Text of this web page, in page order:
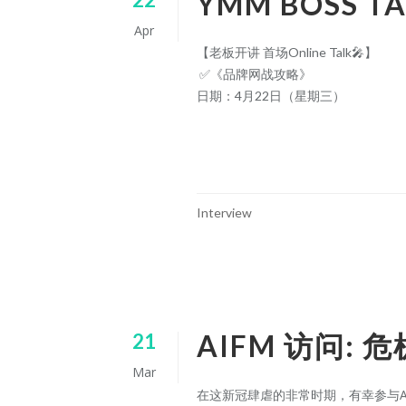
Apr
【老板开讲 首场Online Talk🎤】
✅ 《品牌网战攻略》
日期：4月22日（星期三）
Interview
21
Mar
AIFM 访问: 危
在这新冠肆虐的非常时期，有幸参